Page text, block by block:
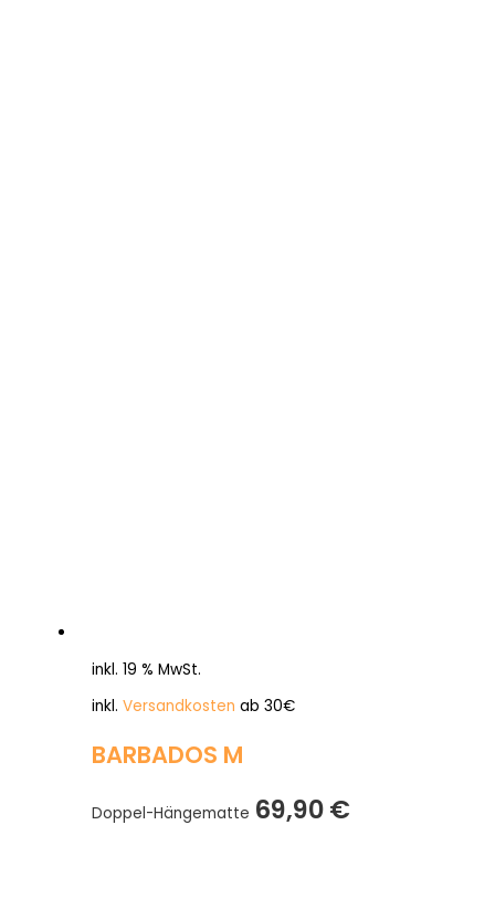
inkl. 19 % MwSt.
inkl. Versandkosten ab 30€
BARBADOS M
Doppel-Hängematte 69,90€